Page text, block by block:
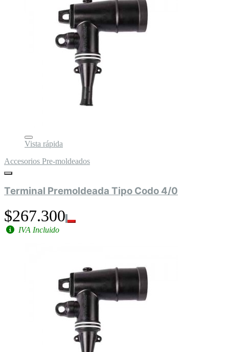
Vista rápida
Accesorios Pre-moldeados
Terminal Premoldeada Tipo Codo 4/0
$267.300
IVA Incluido